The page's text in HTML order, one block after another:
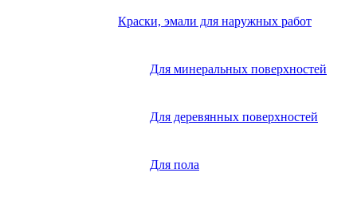
Краски, эмали для наружных работ
Для минеральных поверхностей
Для деревянных поверхностей
Для пола